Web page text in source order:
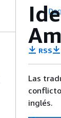
RSS
Las
inglés.